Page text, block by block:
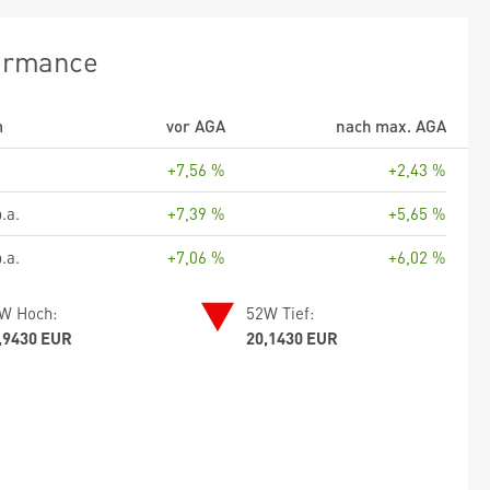
vor AGA
nach max. AGA
+7,56 %
+2,43 %
+7,39 %
+5,65 %
+7,06 % +6,02 %
Hoch:
EUR
52W Tief:
20,1430 EUR